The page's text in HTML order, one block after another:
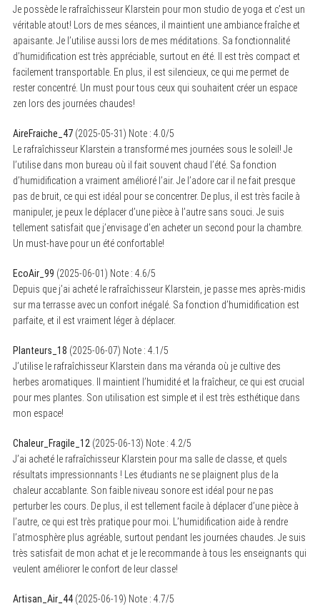
Je possède le rafraîchisseur Klarstein pour mon studio de yoga et c’est un
véritable atout! Lors de mes séances, il maintient une ambiance fraîche et
apaisante. Je l’utilise aussi lors de mes méditations. Sa fonctionnalité
d’humidification est très appréciable, surtout en été. Il est très compact et
facilement transportable. En plus, il est silencieux, ce qui me permet de
rester concentré. Un must pour tous ceux qui souhaitent créer un espace
zen lors des journées chaudes!
AireFraiche_47(2025-05-31) Note : 4.0/5
Le rafraîchisseur Klarstein a transformé mes journées sous le soleil! Je
l’utilise dans mon bureau où il fait souvent chaud l’été. Sa fonction
d’humidification a vraiment amélioré l’air. Je l’adore car il ne fait presque
pas de bruit, ce qui est idéal pour se concentrer. De plus, il est très facile à
manipuler, je peux le déplacer d’une pièce à l’autre sans souci. Je suis
tellement satisfait que j’envisage d’en acheter un second pour la chambre.
Un must-have pour un été confortable!
EcoAir_99 (2025-06-01) Note : 4.6/5
Depuis que j’ai acheté le rafraîchisseur Klarstein, je passe mes après-midis
sur ma terrasse avec un confort inégalé. Sa fonction d’humidification est
parfaite, et il est vraiment léger à déplacer.
Planteurs_18 (2025-06-07) Note : 4.1 /5
J’utilise le rafraîchisseur Klarstein dans ma véranda où je cultive des
herbes aromatiques. Il maintient l’humidité et la fraîcheur, ce qui est crucial
pour mes plantes. Son utilisation est simple et il est très esthétique dans
mon espace!
Chaleur_Fragile_12 (2025-06-13) Note : 4.2/5
J’ai acheté le rafraîchisseur Klarstein pour ma salle de classe, et quels
résultats impressionnants ! Les étudiants ne se plaignent plus de la
chaleur accablante. Son faible niveau sonore est idéal pour ne pas
perturber les cours. De plus, il est tellement facile à déplacer d’une pièce à
l’autre, ce qui est très pratique pour moi. L’humidification aide à rendre
l’atmosphère plus agréable, surtout pendant les journées chaudes. Je suis
très satisfait de mon achat et je le recommande à tous les enseignants qui
veulent améliorer le confort de leur classe!
Artisan_Air_44(2025-06-19) Note : 4.7/5